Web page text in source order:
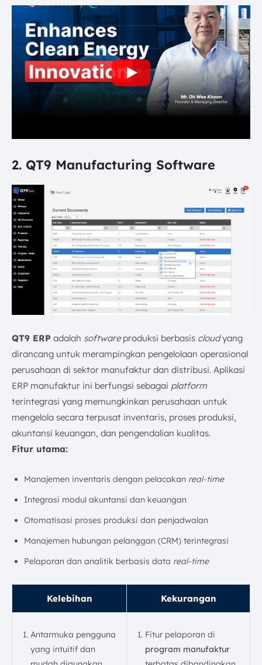
2. QT9 Manufacturing Software
QT9 ERP adalah softwareproduksi berbasis cloudyang
dirancang untuk merampingkan pengelolaan operasional
perusahaan di sektor manufaktur dan distribusi. Aplikasi
ERP manufaktur ini berfungsi sebagai platform
terintegrasi yang memungkinkan perusahaan untuk
mengelola secara terpusat inventaris, proses produksi,
akuntansi keuangan, dan pengendalian kualitas.
Fitur utama:
Manajemen inventaris dengan pelacakan real-time
Integrasi modul akuntansi dan keuangan
Otomatisasi proses produksi dan penjadwalan
Manajemen hubungan pelanggan (CRM) terintegrasi
Pelaporan dan analitik berbasis data real-time
Kelebihan Kekurangan
Antarmuka pengguna
yang intuitif dan
Fitur pelaporan di
program manufaktur